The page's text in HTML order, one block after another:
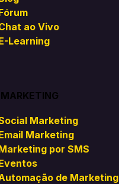
ao Vivo
Learning
Marketing
Marketing
por SMS
de Marketing